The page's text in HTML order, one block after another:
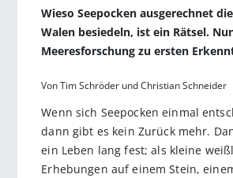
Wieso Seepocken ausgerechnet
Walen besiedeln, ist ein Rätsel.
Meeresforschung zu ersten
Von Tim Schröder und Christian Schneider
Wenn sich Seepocken einmal
dann gibt es kein Zurück mehr.
ein Leben lang fest; als kleine
Erhebungen auf einem Stein,